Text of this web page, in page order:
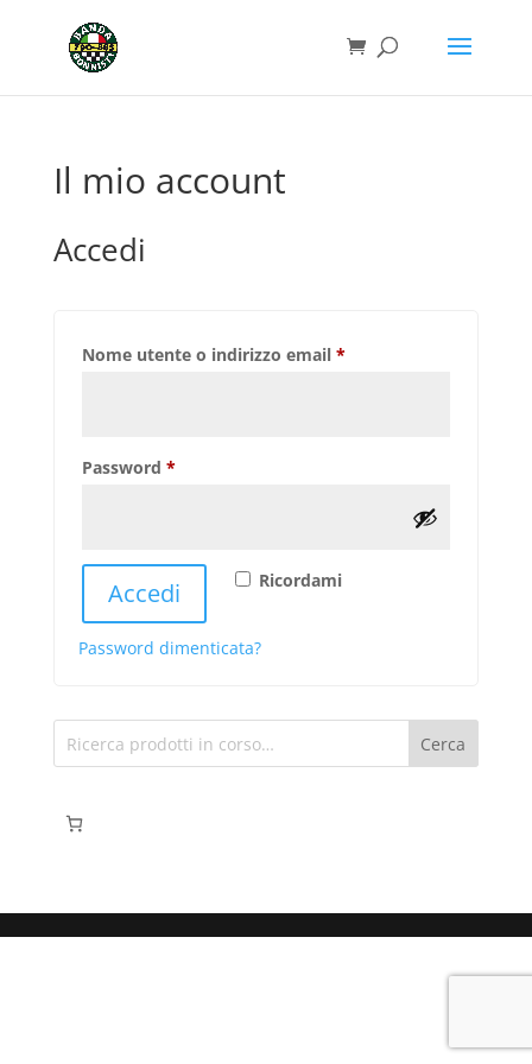
Il mio account
Accedi
Nome utente o indirizzo email *Richiesto
Password *Richiesto
Ricordami
Accedi
Password dimenticata?
Cerca